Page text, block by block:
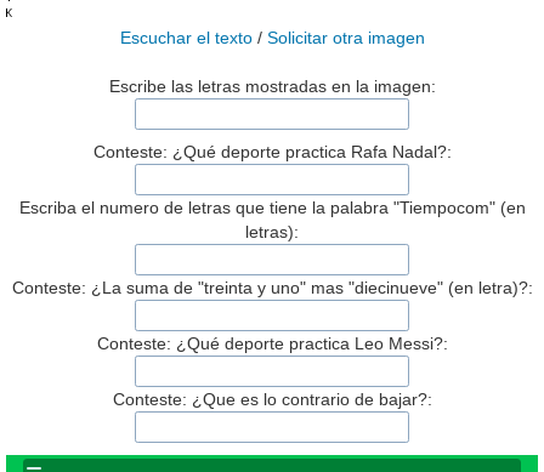
Escuchar el texto/ Solicitar otra imagen
Escribe las letras mostradas en la imagen:
Conteste: ¿Qué deporte practica Rafa Nadal?:
Escriba el numero de letras que tiene la palabra "Tiempocom" (en
letras):
Conteste: ¿La suma de "treinta y uno" mas "diecinueve" (en letra)?:
Conteste: ¿Qué deporte practica Leo Messi?:
Conteste: ¿Que es lo contrario de bajar?: